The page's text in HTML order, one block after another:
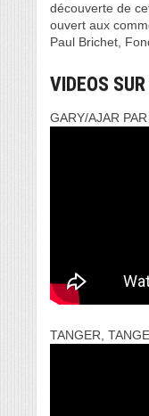
découverte de
ouvert aux
Paul Brichet,
VIDEOS
GARY/AJAR
TANGER,